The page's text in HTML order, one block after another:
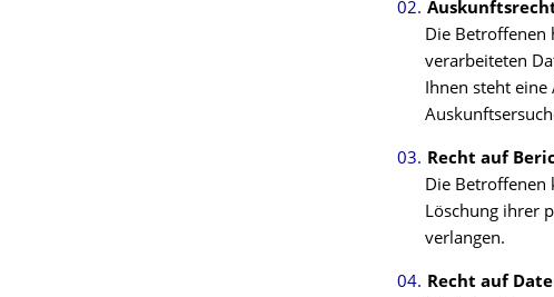
Auskunftsrecht
Die Betroffenen
verarbeiteten
Ihnen steht
Recht auf
Die Betroffenen
Löschung ihrer
verlangen.
Recht auf